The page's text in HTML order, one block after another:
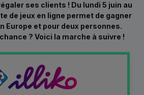
ses clients ! Du lundi 5 juin au
de jeux en ligne permet de gagner
Europe et pour deux personnes.
? Voici la marche à suivre !